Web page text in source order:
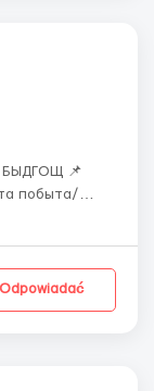
побыта/
Без опыта и
Odpowiadać